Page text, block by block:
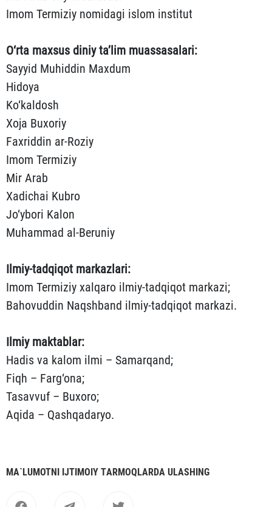
Imom Termiziy nomidagi islom institut
O‘rta maxsus diniy ta’lim muassasalari:
Sayyid Muhiddin Maxdum
Hidoya
Ko‘kaldosh
Xoja Buxoriy
Faxriddin ar-Roziy
Imom Termiziy
Mir Arab
Xadichai Kubro
Jo‘ybori Kalon
Muhammad al-Beruniy
Ilmiy-tadqiqot markazlari:
Imom Termiziy xalqaro ilmiy-tadqiqot markazi;
Bahovuddin Naqshband ilmiy-tadqiqot markazi.
Ilmiy maktablar:
Hadis va kalom ilmi ­– Samarqand;
Fiqh ­– Farg‘ona;
Tasavvuf ­– Buxoro;
Aqida ­– Qashqadaryo.
MА`LUMOTNI IJTIMOIY TАRMOQLАRDА ULАSHING